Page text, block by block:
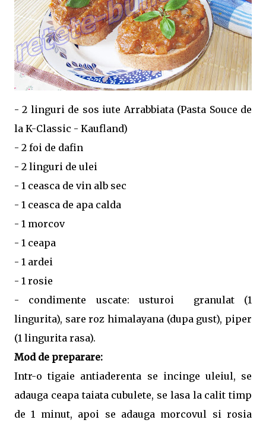
- 2 linguri de sos iute Arrabbiata (Pasta Souce de
la K-Classic - Kaufland)
- 2 foi de dafin
- 2 linguri de ulei
- 1 ceasca de vin alb sec
- 1 ceasca de apa calda
- 1 morcov
- 1 ceapa
- 1 ardei
- 1 rosie
- condimente uscate: usturoi granulat (1
lingurita), sare roz himalayana (dupa gust), piper
(1 lingurita rasa).
Mod de preparare:
Intr-o tigaie antiaderenta se incinge uleiul, se
adauga ceapa taiata cubulete, se lasa la calit timp
de 1 minut, apoi se adauga morcovul si rosia